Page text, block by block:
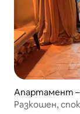
Апартамент –
Разкошен,